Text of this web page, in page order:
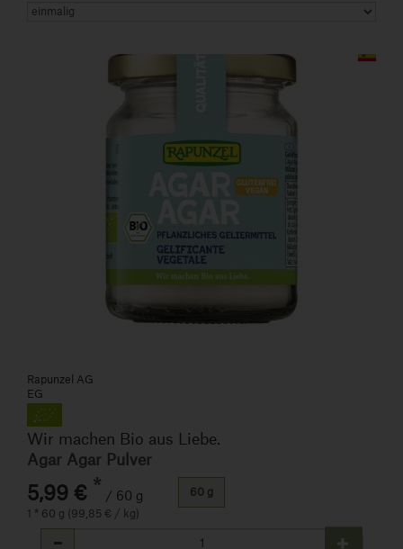
Rapunzel AG
EG
Wir machen Bio aus Liebe.
Agar Agar Pulver
5,99 € * / 60 g
1 * 60 g (99,85 € / kg)
60 g
Anzahl